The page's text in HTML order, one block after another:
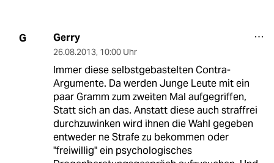
G Gerry
26.08.2013, 10:00 Uhr
Immer diese selbstgebastelten Contra-
Argumente. Da werden Junge Leute mit ein
paar Gramm zum zweiten Mal aufgegriffen,
Statt sich an das. Anstatt diese auch straffrei
durchzuwinken wird ihnen die Wahl gegeben
entweder ne Strafe zu bekommen oder
"freiwillig" ein psychologisches